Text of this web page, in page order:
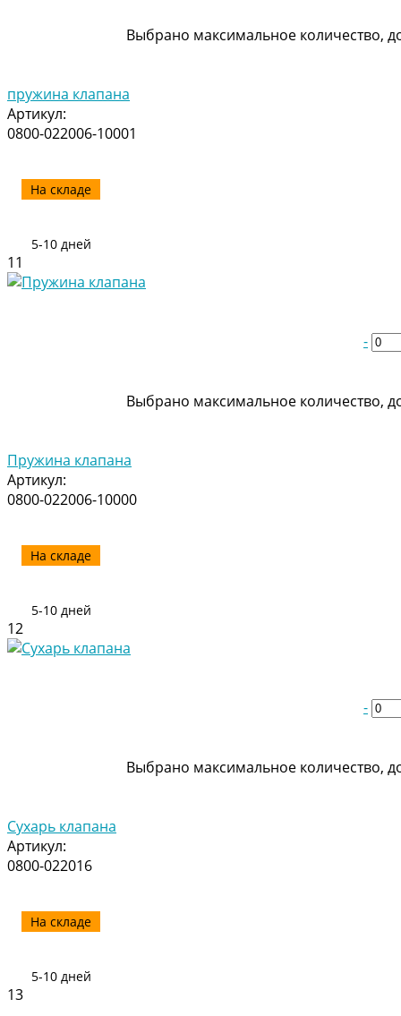
13
Выбрано максимальное количество,
пружина клапана
Артикул:
0800-022006-10001
На складе
5-10 дней
11
-
Выбрано максимальное количество,
Пружина клапана
Артикул:
0800-022006-10000
На складе
5-10 дней
12
-
Выбрано максимальное количество,
Сухарь клапана
Артикул:
0800-022016
На складе
5-10 дней